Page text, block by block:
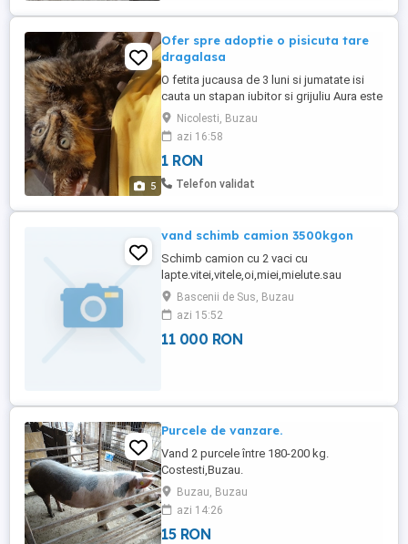
5
Ofer spre adoptie o pisicuta tare
dragalasa
O fetita jucausa de 3 luni si jumatate isi
cauta un stapan iubitor si grijuliu Aura este
o fetita tare iubitoare care se ataseaza
foarte repede de o inima calda, are blanita
neagra cu portocaliu si ochisori verzi aurii
si de-abia asteapta sa fie mangaiata ca sa
inceapa sa toarca. S-a nascut dintr-o
Nicolesti, Buzau
azi 16:58
1 RON
Telefon validat
vand schimb camion 3500kgon
Schimb camion cu 2 vaci cu
lapte.vitei,vitele,oi,miei,mielute.sau
scroafe gestante.
Bascenii de Sus, Buzau
azi 15:52
11 000 RON
Purcele de vanzare.
Vand 2 purcele între 180-200 kg.
Costesti,Buzau.
Buzau, Buzau
azi 14:26
15 RON